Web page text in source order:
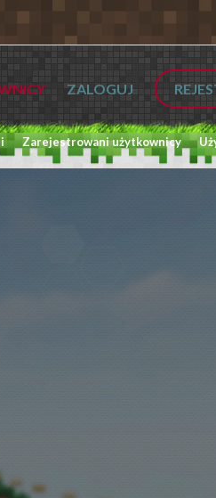
Zarejestrowani użytkownicy
ZALOGUJ